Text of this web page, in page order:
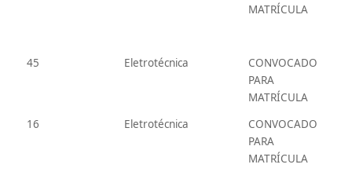
MATRÍCULA
45 Eletrotécnica
CONVOCADO
PARA
MATRÍCULA
16
Eletrotécnica
CONVOCADO
PARA
MATRÍCULA